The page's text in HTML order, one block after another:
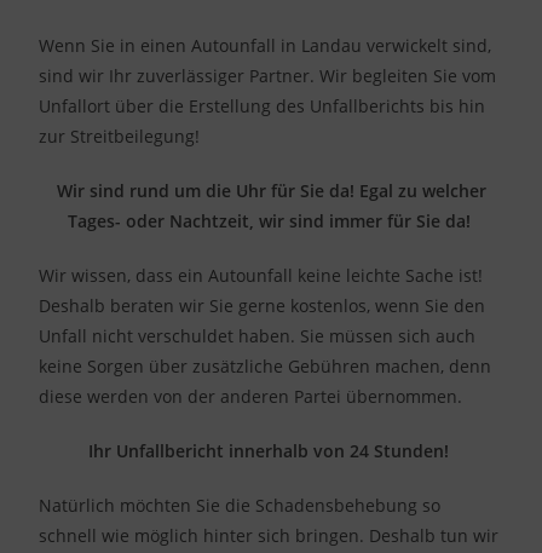
Wenn Sie in einen Autounfall in Landau verwickelt sind,
sind wir Ihr zuverlässiger Partner. Wir begleiten Sie vom
Unfallort über die Erstellung des Unfallberichts bis hin
zur Streitbeilegung!
Wir sind rund um die Uhr für Sie da! Egal zu welcher
Tages- oder Nachtzeit, wir sind immer für Sie da!
Wir wissen, dass ein Autounfall keine leichte Sache ist!
Deshalb beraten wir Sie gerne kostenlos, wenn Sie den
Unfall nicht verschuldet haben. Sie müssen sich auch
keine Sorgen über zusätzliche Gebühren machen, denn
diese werden von der anderen Partei übernommen.
Ihr Unfallbericht innerhalb von 24 Stunden!
Natürlich möchten Sie die Schadensbehebung so
schnell wie möglich hinter sich bringen. Deshalb tun wir